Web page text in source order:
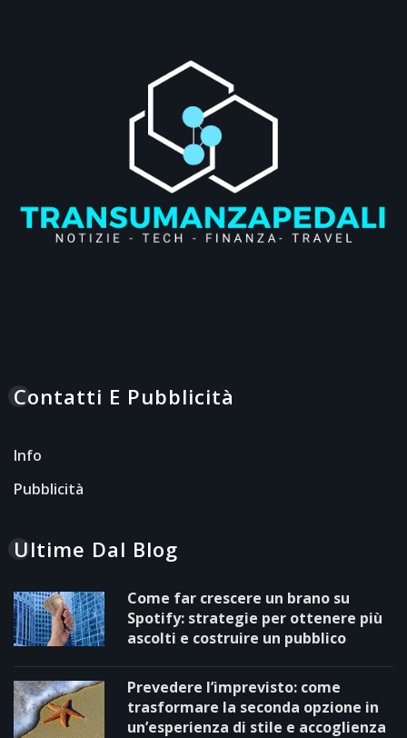
Contatti E Pubblicità
Info
Pubblicità
Ultime Dal Blog
Come far crescere un brano su
Spotify: strategie per ottenere più
ascolti e costruire un pubblico
Prevedere l’imprevisto: come
trasformare la seconda opzione in
un’esperienza di stile e accoglienza